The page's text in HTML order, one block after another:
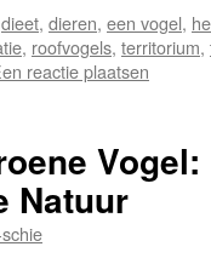
dieet, dieren, een vogel,
, roofvogels, territorium,
reactie plaatsen
Natuur